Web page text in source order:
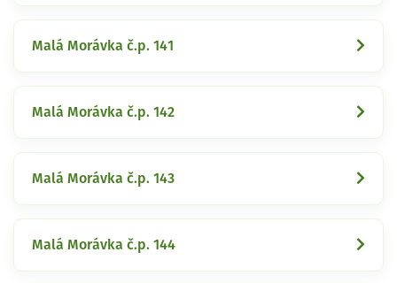
Malá Morávka č.p. 141
Malá Morávka č.p. 142
Malá Morávka č.p. 143
Malá Morávka č.p. 144